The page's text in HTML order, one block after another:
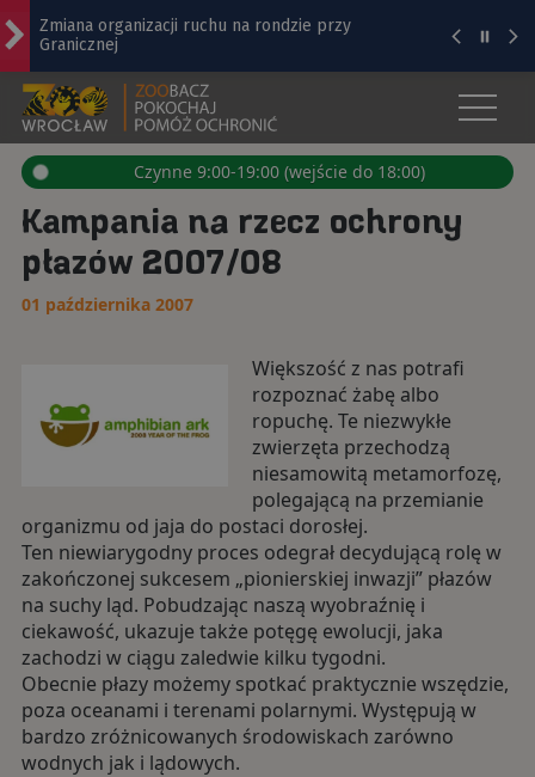
Zmiana organizacji ruchu na rondzie przy
Granicznej
Salon jak z Wersalu! Na Zamku Książ można
zachwycać się przepięknym wnętrzem [ZDJĘCIA]
Wrocław krok po kroku. Absolwenci Szkoły
Sąsiedzkich Spacerów zapraszają w trasę
Bezpłatny koncert TeDe w Hucie! To kolejna
odsłona Dolnośląskich Koncertów Letnich
[SZCZEGÓŁY]
Przedstawiamy bohaterów Super Meczu 2026:
ZOO WROCŁAW - OFICJALNA
Otwór
menu
Czynne 9:00-19:00 (wejście do 18:00)
Kampania na rzecz ochrony
płazów 2007/08
01 października 2007
Większość z nas potrafi
rozpoznać żabę albo
ropuchę. Te niezwykłe
zwierzęta przechodzą
niesamowitą metamorfozę,
polegającą na przemianie
organizmu od jaja do postaci dorosłej.
Ten niewiarygodny proces odegrał decydującą rolę w
zakończonej sukcesem „pionierskiej inwazji” płazów
na suchy ląd. Pobudzając naszą wyobraźnię i
ciekawość, ukazuje także potęgę ewolucji, jaka
zachodzi w ciągu zaledwie kilku tygodni.
Obecnie płazy możemy spotkać praktycznie wszędzie,
poza oceanami i terenami polarnymi. Występują w
bardzo zróżnicowanych środowiskach zarówno
wodnych jak i lądowych.